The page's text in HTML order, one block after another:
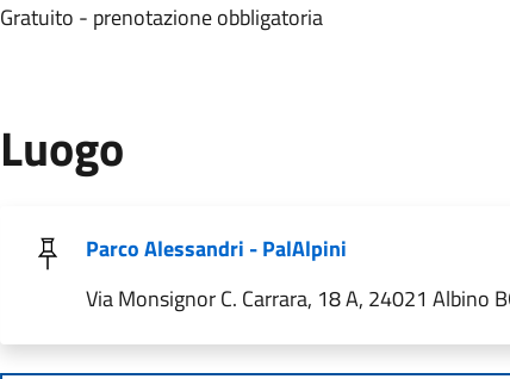
Gratuito - prenotazione obbligatoria
Luogo
Parco Alessandri - PalAlpini
Via Monsignor C. Carrara, 18 A, 24021 Albino